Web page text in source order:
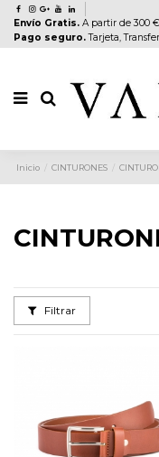
Envío Gratis. A partir de 300
Pago seguro.Tarjeta,
Inicio CINTURONES
Filtrar